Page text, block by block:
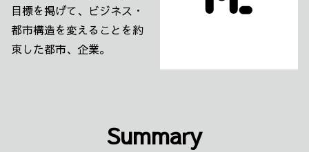
目標を掲げて、ビジネス・
都市構造を変えることを約
束した都市、企業。
Summary